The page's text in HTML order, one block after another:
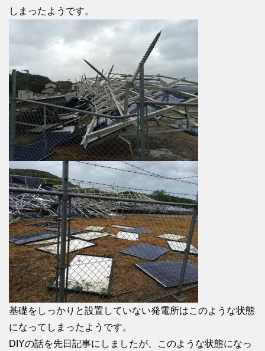
しまったようです。
基礎をしっかりと設置していない発電所はこのような状態
になってしまったようです。
DIYの話を先日記事にしましたが、このような状態になっ